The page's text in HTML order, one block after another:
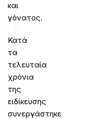
και
γόνατος.
Κατά
τα
τελευταία
χρόνια
της
ειδίκευσης
συνεργάστηκε